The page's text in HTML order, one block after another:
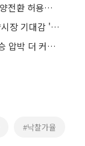
민간임대 공급 4년 새 81% 감소⋯"조기 분양전환 허용해야"
서울 집값 치솟고 전세난까지…수도권 분양시장 기대감 '쑥'
전셋값도 뛰는 동탄·기흥·구리…규제 후 상승 압박 더 커지나
#낙찰가율